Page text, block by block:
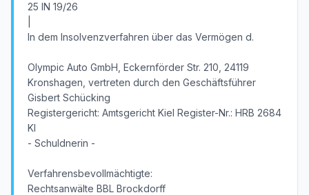
25 IN 19/26
In dem Insolvenzverfahren über das Vermögen d.
Olympic Auto GmbH, Eckernförder Str. 210, 24119
Kronshagen, vertreten durch den Geschäftsführer
Gisbert Schücking
Registergericht: Amtsgericht Kiel Register-Nr.: HRB 2684
KI
- Schuldnerin -
Verfahrensbevollmächtigte:
Rechtsanwälte BBL Brockdorff